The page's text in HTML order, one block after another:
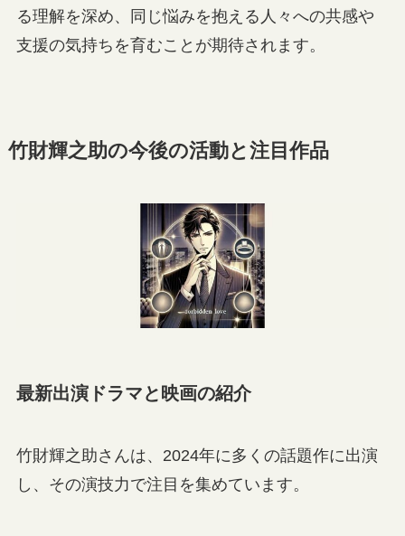
る理解を深め、同じ悩みを抱える人々への共感や
支援の気持ちを育むことが期待されます。
竹財輝之助の今後の活動と注目作品
最新出演ドラマと映画の紹介
竹財輝之助さんは、2024年に多くの話題作に出演
し、その演技力で注目を集めています。